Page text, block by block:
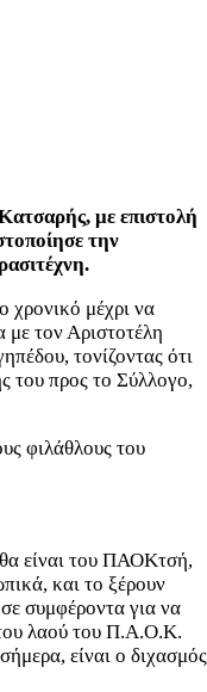
με επιστολή
την
χρονικό μέχρι να
με τον Αριστοτέλη
τονίζοντας ότι
του προς το Σύλλογο,
φιλάθλους του
είναι του ΠΑΟΚτσή,
και το ξέρουν
συμφέροντα για να
λαού του Π.Α.Ο.Κ.
είναι ο διχασμός